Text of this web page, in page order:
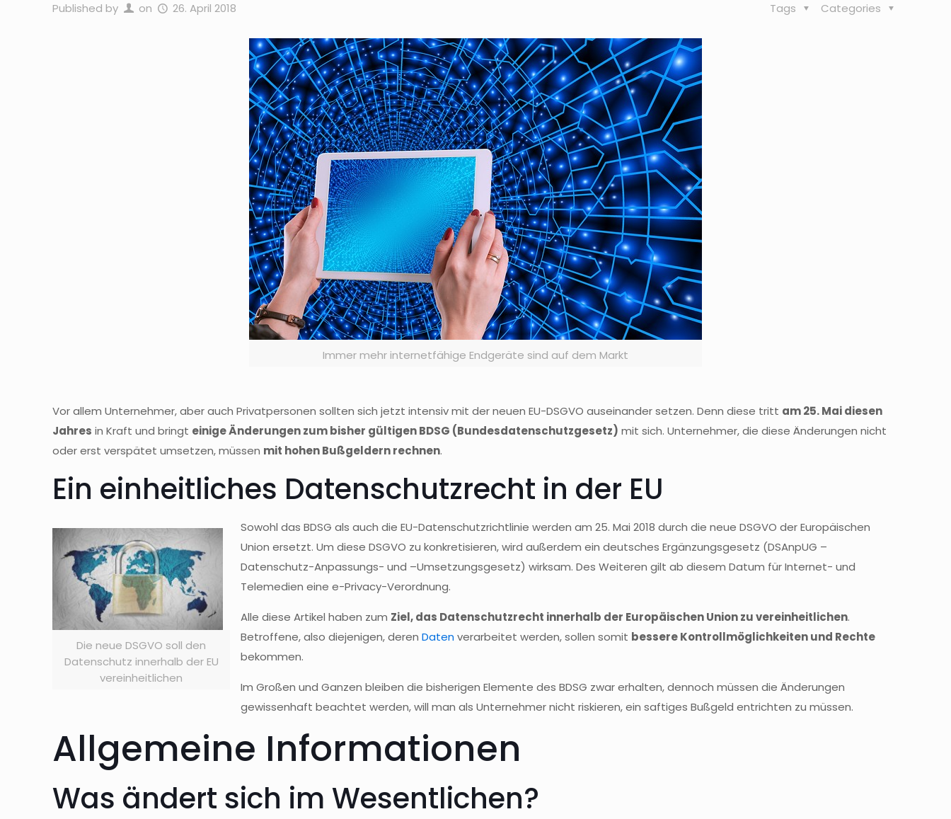
Published by on 26. April 2018 Categories
Tags
Immer mehr internetfähige Endgeräte sind auf dem Markt
Vor allem Unternehmer, aber auch Privatpersonen sollten sich jetzt intensiv mit der neuen EU-DSGVO auseinander setzen. Denn diese tritt am 25. Mai diesen
Jahres in Kraft und bringt einige Änderungen zum bisher gültigen BDSG (Bundesdatenschutzgesetz) mit sich. Unternehmer, die diese Änderungen nicht
oder erst verspätet umsetzen, müssen mit hohen Bußgeldern rechnen.
Ein einheitliches Datenschutzrecht in der EU
Die neue DSGVO soll den
Datenschutz innerhalb der EU
vereinheitlichen
Sowohl das BDSG als auch die EU-Datenschutzrichtlinie werden am 25. Mai 2018 durch die neue DSGVO der Europäischen
Union ersetzt. Um diese DSGVO zu konkretisieren, wird außerdem ein deutsches Ergänzungsgesetz (DSAnpUG –
Datenschutz-Anpassungs- und –Umsetzungsgesetz) wirksam. Des Weiteren gilt ab diesem Datum für Internet- und
Telemedien eine e-Privacy-Verordnung.
Alle diese Artikel haben zum Ziel, das Datenschutzrecht innerhalb der Europäischen Union zu vereinheitlichen.
Betroffene, also diejenigen, derenDatenverarbeitet werden, sollen somit bessere Kontrollmöglichkeiten und Rechte
bekommen.
Im Großen und Ganzen bleiben die bisherigen Elemente des BDSG zwar erhalten, dennoch müssen die Änderungen
gewissenhaft beachtet werden, will man als Unternehmer nicht riskieren, ein saftiges Bußgeld entrichten zu müssen.
Allgemeine Informationen
Was ändert sich im Wesentlichen?